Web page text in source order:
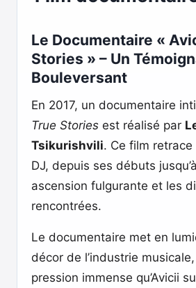
Le Documentaire «
Stories » – Un
Bouleversant
En 2017, un documentaire
True Stories est réalisé par
Tsikurishvili. Ce film
DJ, depuis ses débuts
ascension fulgurante et les
rencontrées.
Le documentaire met en
décor de l’industrie
pression immense qu’Avicii